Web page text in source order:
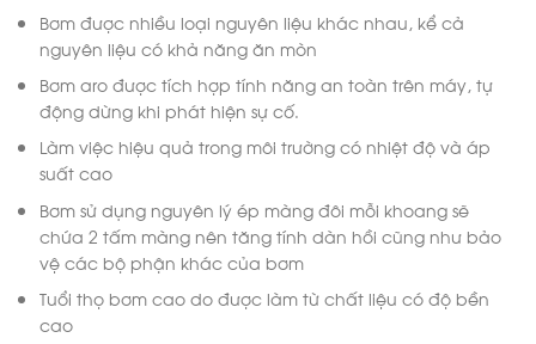
Bơm được nhiều loại nguyên liệu khác nhau, kể cả
nguyên liệu có khả năng ăn mòn
Bơm aro được tích hợp tính năng an toàn trên máy, tự
động dừng khi phát hiện sự cố.
Làm việc hiệu quả trong môi trường có nhiệt độ và áp
suất cao
Bơm sử dụng nguyên lý ép màng đôi mỗi khoang sẽ
chứa 2 tấm màng nên tăng tính dàn hồi cũng như bảo
vệ các bộ phận khác của bơm
Tuổi thọ bơm cao do được làm từ chất liệu có độ bền
cao